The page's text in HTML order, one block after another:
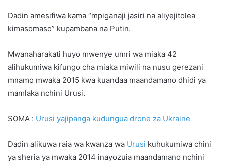
Dadin amesifiwa kama “mpiganaji jasiri na aliyejitolea
kimasomaso” kupambana na Putin.
Mwanaharakati huyo mwenye umri wa miaka 42
alihukumiwa kifungo cha miaka miwili na nusu gerezani
mnamo mwaka 2015 kwa kuandaa maandamano dhidi ya
mamlaka nchini Urusi.
SOMA : Urusi yajipanga kudungua drone za Ukraine
Dadin alikuwa raia wa kwanza wa Urusi kuhukumiwa chini
ya sheria ya mwaka 2014 inayozuia maandamano nchini